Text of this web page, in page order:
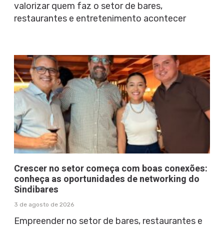
valorizar quem faz o setor de bares,
restaurantes e entretenimento acontecer
Crescer no setor começa com boas conexões:
conheça as oportunidades de networking do
Sindibares
3 de agosto de 2026
Empreender no setor de bares, restaurantes e